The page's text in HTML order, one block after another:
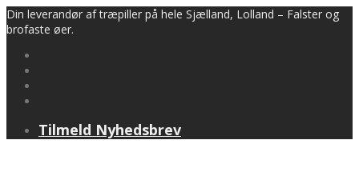
Din leverandør af træpiller på hele Sjælland, Lolland – Falster og
brofaste øer.
Tilmeld Nyhedsbrev